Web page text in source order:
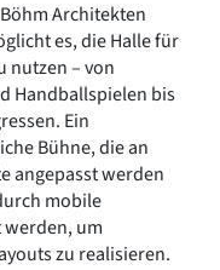
Architekten
es, die Halle für
nutzen – von
Handballspielen bis
Ein
Bühne, die an
angepasst werden
mobile
um
zu realisieren.